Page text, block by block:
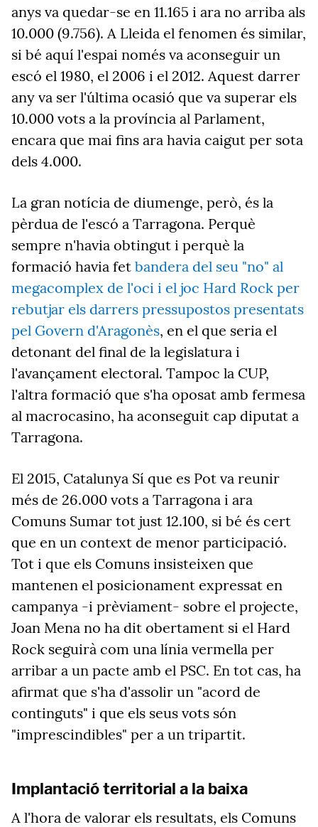
anys va quedar-se en 11.165 i ara no arriba als
10.000 (9.756). A Lleida el fenomen és similar,
si bé aquí l'espai només va aconseguir un
escó el 1980, el 2006 i el 2012. Aquest darrer
any va ser l'última ocasió que va superar els
10.000 vots a la província al Parlament,
encara que mai fins ara havia caigut per sota
dels 4.000.
La gran notícia de diumenge, però, és la
pèrdua de l'escó a Tarragona. Perquè
sempre n'havia obtingut i perquè la
formació havia fet bandera del seu "no" al
megacomplex de l'oci i el joc Hard Rock per
rebutjar els darrers pressupostos presentats
pel Govern d'Aragonès, en el que seria el
detonant del final de la legislatura i
l'avançament electoral. Tampoc la CUP,
l'altra formació que s'ha oposat amb fermesa
al macrocasino, ha aconseguit cap diputat a
Tarragona.
El 2015, Catalunya Sí que es Pot va reunir
més de 26.000 vots a Tarragona i ara
Comuns Sumar tot just 12.100, si bé és cert
que en un context de menor participació.
Tot i que els Comuns insisteixen que
mantenen el posicionament expressat en
campanya -i prèviament- sobre el projecte,
Joan Mena no ha dit obertament si el Hard
Rock seguirà com una línia vermella per
arribar a un pacte amb el PSC. En tot cas, ha
afirmat que s'ha d'assolir un "acord de
continguts" i que els seus vots són
"imprescindibles" per a un tripartit.
Implantació territorial a la baixa
A l'hora de valorar els resultats, els Comuns